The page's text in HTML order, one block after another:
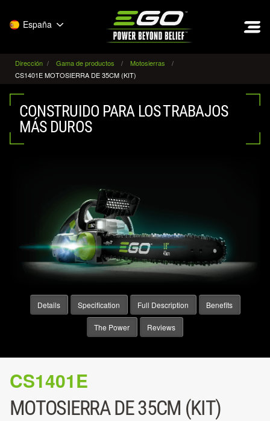
España
Dirección Gama de productos
Motosierras
CS1401E MOTOSIERRA DE 35CM (KIT)
CONSTRUIDO PARA LOS TRABAJOS
MÁS DUROS
Details Specification Full Description Benefits
The Power Reviews
CS1401E
MOTOSIERRA DE 35CM (KIT)